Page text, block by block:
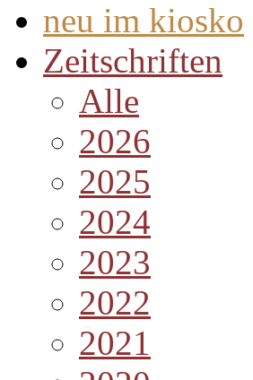
neu im kiosko
Zeitschriften
Alle
2026
2025
2024
2023
2022
2021